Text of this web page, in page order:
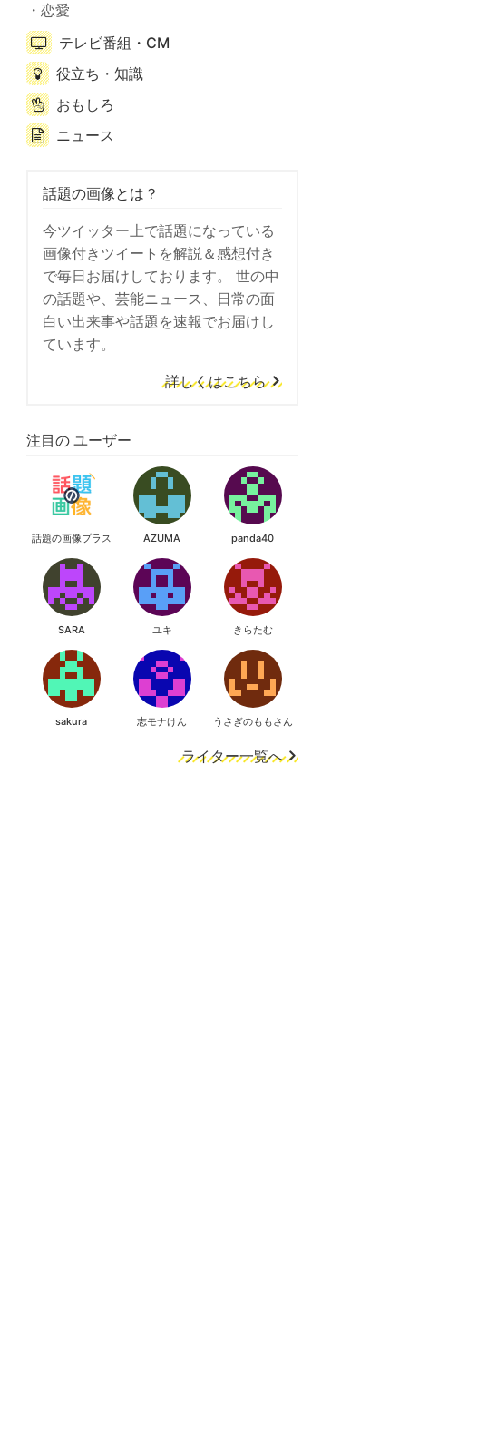
恋愛
テレビ番組・CM
役立ち・知識
おもしろ
ニュース
話題の画像とは？
今ツイッター上で話題になっている
画像付きツイートを解説＆感想付き
で毎日お届けしております。 世の中
の話題や、芸能ニュース、日常の面
白い出来事や話題を速報でお届けし
ています。
詳しくはこちら
注目の ユーザー
話題の画像プラス AZUMA panda40
SARA ユキ きらたむ
sakura 志モナけん うさぎのももさん
ライター一覧へ